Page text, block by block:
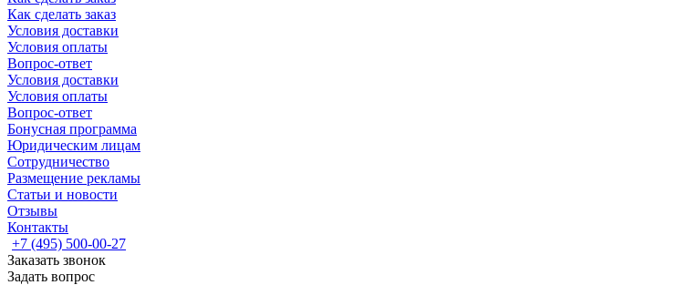
Как сделать заказ
Условия доставки
Условия оплаты
Вопрос-ответ
Условия доставки
Условия оплаты
Вопрос-ответ
Бонусная программа
Юридическим лицам
Сотрудничество
Размещение рекламы
Статьи и новости
Отзывы
Контакты
+7 (495) 500-00-27
Заказать звонок
Задать вопрос